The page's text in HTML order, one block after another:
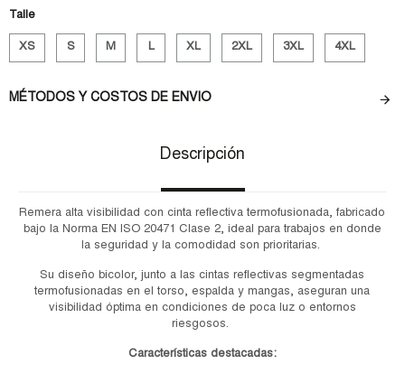
Talle
XS S M L XL 2XL 3XL 4XL
MÉTODOS Y COSTOS DE ENVIO
Descripción
Remera alta visibilidad con cinta reflectiva termofusionada, fabricado
bajo la Norma EN ISO 20471 Clase 2, ideal para trabajos en donde
la seguridad y la comodidad son prioritarias.
Su diseño bicolor, junto a las cintas reflectivas segmentadas
termofusionadas en el torso, espalda y mangas, aseguran una
visibilidad óptima en condiciones de poca luz o entornos
riesgosos.
Características destacadas: